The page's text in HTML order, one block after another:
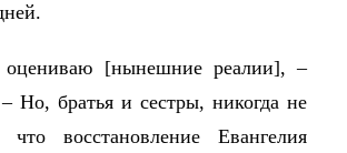
оцениваю [нынешние реалии], –
Но, братья и сестры, никогда не
что восстановление Евангелия